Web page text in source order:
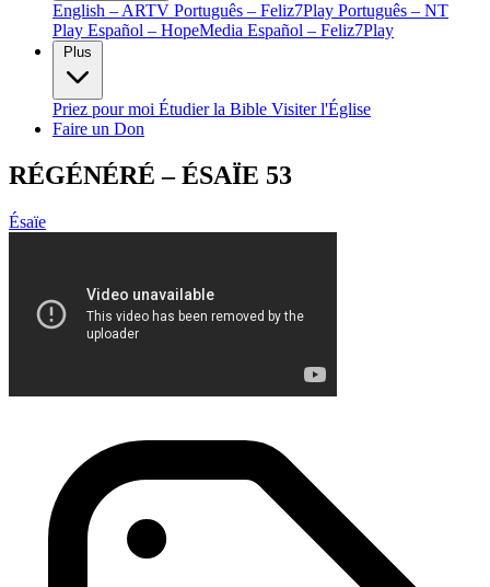
English – ARTV Português – Feliz7Play Português – NT
Play Español – HopeMedia Español – Feliz7Play
Plus
Priez pour moi Étudier la Bible Visiter l'Église
Faire un Don
RÉGÉNÉRÉ – ÉSAÏE 53
Ésaïe